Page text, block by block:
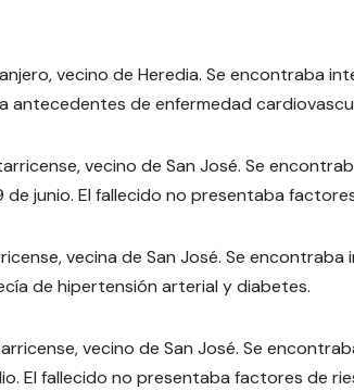
vecino de Heredia. Se encontraba
antecedentes de enfermedad
vecino de San José. Se
junio. El fallecido no presentaba
vecina de San José. Se encontraba
de hipertensión arterial y diabetes.
vecino de San José. Se
El fallecido no presentaba factores de